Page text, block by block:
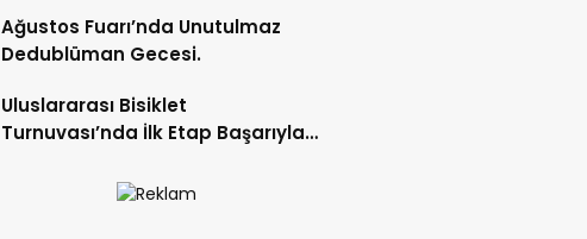
Ağustos Fuarı’nda Unutulmaz
Dedublüman Gecesi.
Uluslararası Bisiklet
Turnuvası’nda İlk Etap Başarıyla